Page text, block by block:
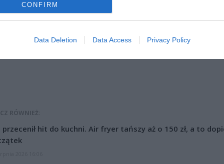
CONFIRM
Data Deletion Data Access Privacy Policy
ad
RÓWNIEŻ:
przecenił hit do kuchni. Air fryer tańszy aż o 150 zł, a to